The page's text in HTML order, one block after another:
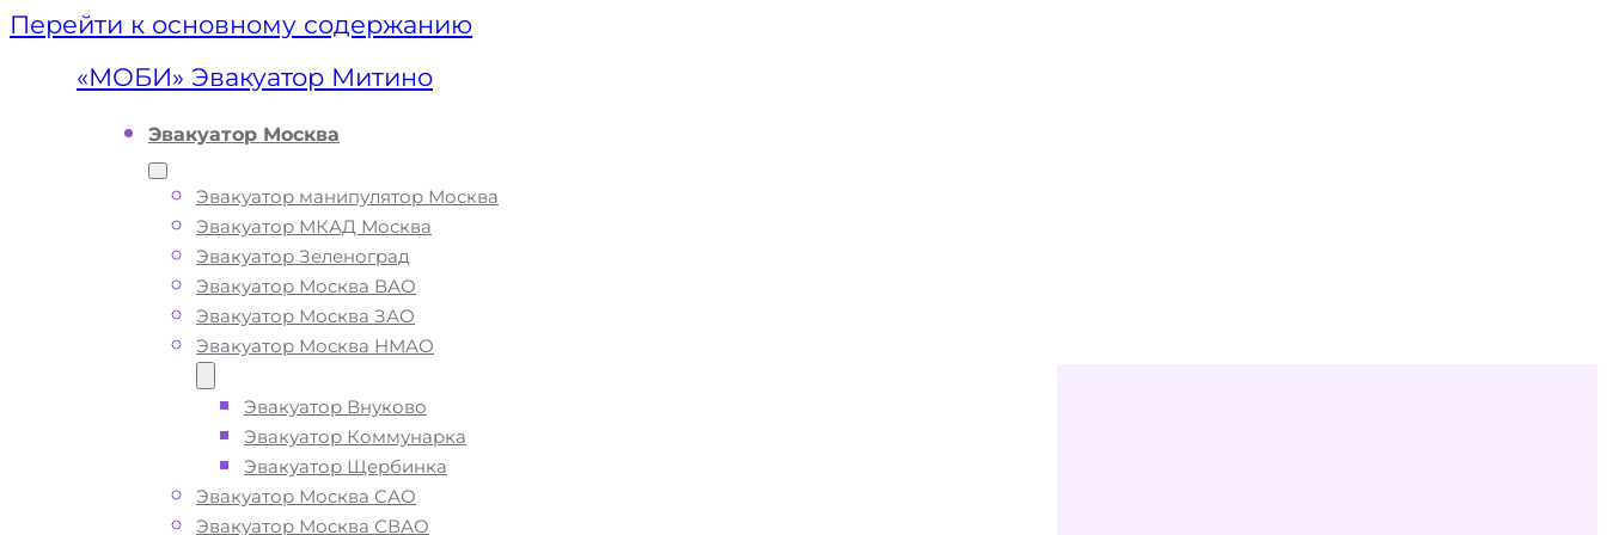
Перейти к основному содержанию
«МОБИ» Эвакуатор Митино
Эвакуатор Москва
Эвакуатор манипулятор Москва
Эвакуатор МКАД Москва
Эвакуатор Зеленоград
Эвакуатор Москва ВАО
Эвакуатор Москва ЗАО
Эвакуатор Москва НМАО
Эвакуатор Внуково
Эвакуатор Коммунарка
Эвакуатор Щербинка
Эвакуатор Москва САО
Эвакуатор Москва СВАО
Эвакуатор
Митино